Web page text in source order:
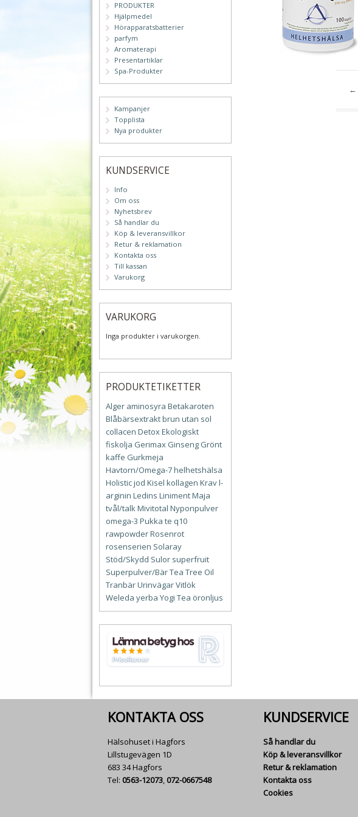
←
PRODUKTER
Hjälpmedel
Hörapparatsbatterier
parfym
Aromaterapi
Presentartiklar
Spa-Produkter
Kampanjer
Topplista
Nya produkter
KUNDSERVICE
Info
Om oss
Nyhetsbrev
Så handlar du
Köp & leveransvillkor
Retur & reklamation
Kontakta oss
Till kassan
Varukorg
VARUKORG
Inga produkter i varukorgen.
PRODUKTETIKETTER
Alger aminosyra Betakaroten
Blåbärsextraktbrun utan sol
collacen DetoxEkologiskt
fiskolja Gerimax Ginseng Grönt
kaffe Gurkmeja
Havtorn/Omega-7helhetshälsa
Holisticjod Kisel kollagen Kravl-
arginin Ledins LinimentMaja
tvål/talkMivitotal Nyponpulver
omega-3 Pukka te q10
rawpowderRosenrot
rosenserien Solaray
Stöd/Skydd Sulor superfruit
Superpulver/BärTea Tree Oil
TranbärUrinvägarVitlök
Weleda yerba Yogi Tea öronljus
KONTAKTA OSS
Hälsohuset i Hagfors
Lillstugevägen 1D
683 34 Hagfors
Tel: 0563-12073,072-0667548
KUNDSERVICE
Så handlar du
Köp & leveransvillkor
Retur & reklamation
Kontakta oss
Cookies